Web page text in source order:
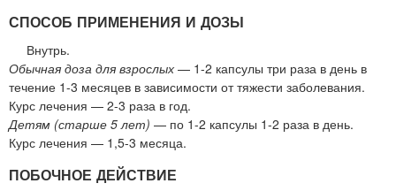
СПОСОБ ПРИМЕНЕНИЯ И ДОЗЫ
Внутрь.
Обычная доза для взрослых — 1-2 капсулы три раза в день в
течение 1-3 месяцев в зависимости от тяжести заболевания.
Курс лечения — 2-3 раза в год.
Детям (старше 5 лет) — по 1-2 капсулы 1-2 раза в день.
Курс лечения — 1,5-3 месяца.
ПОБОЧНОЕ ДЕЙСТВИЕ